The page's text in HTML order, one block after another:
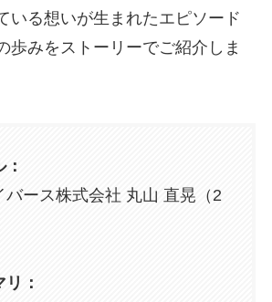
いる想いが生まれたエピソード
歩みをストーリーでご紹介しま
バース株式会社 丸山 直晃（2
：